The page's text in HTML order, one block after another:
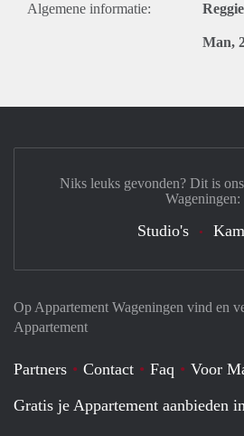
Algemene informatie: Reggie
Man,
Op Appartement Wageningen vind en
Appartement
Partners Contact Faq
Voor
Gratis je Appartement aanbieden
Niks leuks gevonden? Dit is
Wageningen:
Studio's